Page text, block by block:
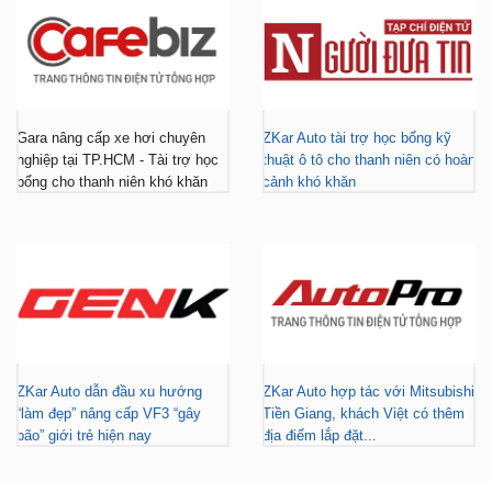
Gara nâng cấp xe hơi chuyên
nghiệp tại TP.HCM - Tài trợ học
bổng cho thanh niên khó khăn
ZKar Auto tài trợ học bổng kỹ
thuật ô tô cho thanh niên có hoàn
cảnh khó khăn
ZKar Auto dẫn đầu xu hướng
“làm đẹp” nâng cấp VF3 “gây
bão” giới trẻ hiện nay
ZKar Auto hợp tác với Mitsubishi
Tiền Giang, khách Việt có thêm
địa điểm lắp đặt...